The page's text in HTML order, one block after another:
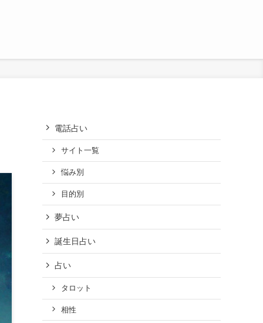
電話占い
サイト一覧
悩み別
目的別
夢占い
誕生日占い
占い
タロット
相性